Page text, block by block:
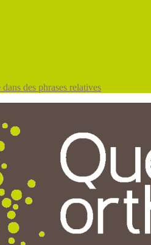
des phrases relatives